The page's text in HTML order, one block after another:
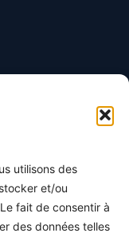
utilisons des
et/ou
fait de consentir à
des données telles